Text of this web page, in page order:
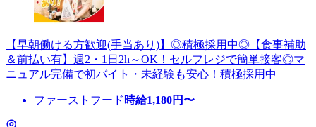
【早朝働ける方歓迎(手当あり)】◎積極採用中◎【食事補助
＆前払い有】週2・1日2h～OK！セルフレジで簡単接客◎マ
ニュアル完備で初バイト・未経験も安心！積極採用中
ファーストフード 時給1,180円〜